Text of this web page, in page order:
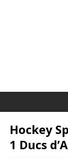
Hockey
1 Ducs